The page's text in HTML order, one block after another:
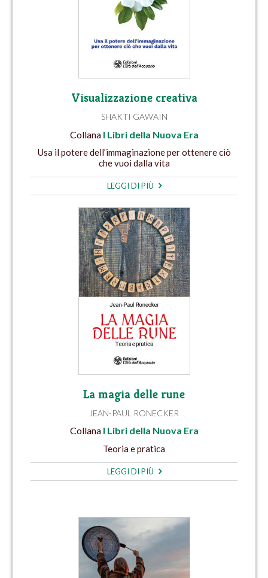
Visualizzazione creativa
SHAKTI GAWAIN
Collana I Libri della Nuova Era
Usa il potere dell’immaginazione per ottenere ciò
che vuoi dalla vita
LEGGI DI PIÙ
La magia delle rune
JEAN-PAUL RONECKER
Collana I Libri della Nuova Era
Teoria e pratica
LEGGI DI PIÙ